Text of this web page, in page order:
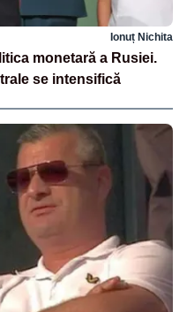
Ionuț Nichita
monetară a Rusiei.
se intensifică